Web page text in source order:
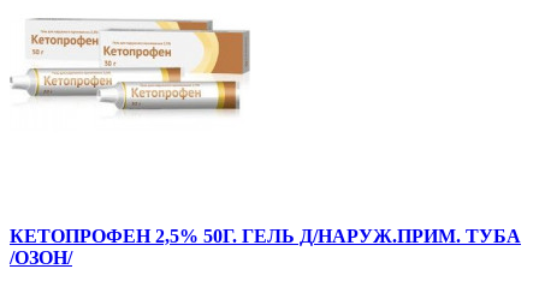
КЕТОПРОФЕН 2,5% 50Г. ГЕЛЬ Д/НАРУЖ.ПРИМ. ТУБА
/ОЗОН/